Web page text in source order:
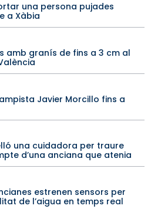
una persona pujades
a Xàbia
amb granís de fins a 3 cm al
Javier Morcillo fins a
una cuidadora per traure
d’una anciana que atenia
estrenen sensors per
de l’aigua en temps real